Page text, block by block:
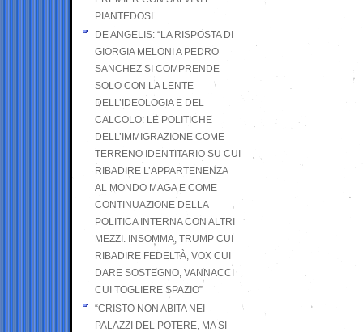
PIANTEDOSI
DE ANGELIS: “LA RISPOSTA DI
GIORGIA MELONI A PEDRO
SANCHEZ SI COMPRENDE
SOLO CON LA LENTE
DELL’IDEOLOGIA E DEL
CALCOLO: LE POLITICHE
DELL’IMMIGRAZIONE COME
TERRENO IDENTITARIO SU CUI
RIBADIRE L’APPARTENENZA
AL MONDO MAGA E COME
CONTINUAZIONE DELLA
POLITICA INTERNA CON ALTRI
MEZZI. INSOMMA, TRUMP CUI
RIBADIRE FEDELTÀ, VOX CUI
DARE SOSTEGNO, VANNACCI
CUI TOGLIERE SPAZIO”
“CRISTO NON ABITA NEI
PALAZZI DEL POTERE, MA SI